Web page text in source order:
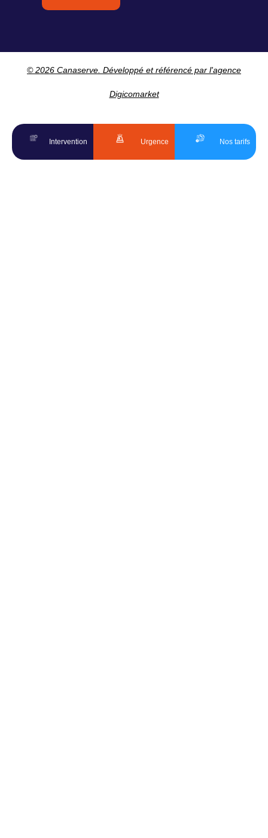
© 2026 Canaserve. Développé et référencé par l'agence
Digicomarket
Intervention Urgence Nos tarifs